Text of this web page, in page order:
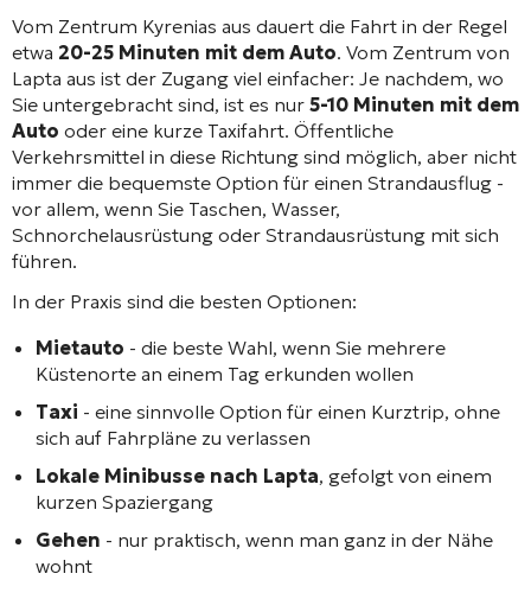
Vom Zentrum Kyrenias aus dauert die Fahrt in der Regel
etwa 20-25 Minuten mit dem Auto. Vom Zentrum von
Lapta aus ist der Zugang viel einfacher: Je nachdem, wo
Sie untergebracht sind, ist es nur 5-10 Minuten mit dem
Auto oder eine kurze Taxifahrt. Öffentliche
Verkehrsmittel in diese Richtung sind möglich, aber nicht
immer die bequemste Option für einen Strandausflug -
vor allem, wenn Sie Taschen, Wasser,
Schnorchelausrüstung oder Strandausrüstung mit sich
führen.
In der Praxis sind die besten Optionen:
Mietauto - die beste Wahl, wenn Sie mehrere
Küstenorte an einem Tag erkunden wollen
Taxi - eine sinnvolle Option für einen Kurztrip, ohne
sich auf Fahrpläne zu verlassen
Lokale Minibusse nach Lapta, gefolgt von einem
kurzen Spaziergang
Gehen - nur praktisch, wenn man ganz in der Nähe
wohnt